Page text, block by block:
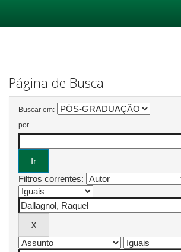
Página de Busca
Buscar em:
por
Filtros correntes: